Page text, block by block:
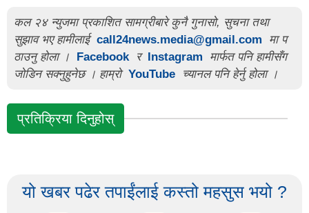
कल २४ न्युजमा प्रकाशित सामग्रीबारे कुनै गुनासो, सुचना तथा
सुझाव भए हामीलाई call24news.media@gmail.com
मा प
ठाउनु होला ।
Facebook र Instagram
मार्फत पनि हामीसँग
जोडिन सक्नुहुनेछ । हाम्रो YouTube च्यानल पनि हेर्नु होला ।
प्रतिक्रिया दिनुहोस्
यो खबर पढेर तपाईंलाई कस्तो महसुस भयो ?